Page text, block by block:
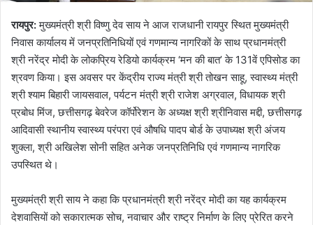
रायपुर:मुख्यमंत्री श्री विष्णु देव साय ने आज राजधानी रायपुर स्थित मुख्यमंत्री
निवास कार्यालय में जनप्रतिनिधियों एवं गणमान्य नागरिकों के साथ प्रधानमंत्री
श्री नरेंद्र मोदी के लोकप्रिय रेडियो कार्यक्रम ‘मन की बात’ के 131वें एपिसोड का
श्रवण किया। इस अवसर पर केंद्रीय राज्य मंत्री श्री तोखन साहू, स्वास्थ्य मंत्री
श्री श्याम बिहारी जायसवाल, पर्यटन मंत्री श्री राजेश अग्रवाल, विधायक श्री
प्रबोध मिंज, छत्तीसगढ़ बेवरेज कॉर्पोरेशन के अध्यक्ष श्री श्रीनिवास मद्दी, छत्तीसगढ़
आदिवासी स्थानीय स्वास्थ्य परंपरा एवं औषधि पादप बोर्ड के उपाध्यक्ष श्री अंजय
शुक्ला, श्री अखिलेश सोनी सहित अनेक जनप्रतिनिधि एवं गणमान्य नागरिक
उपस्थित थे।
मुख्यमंत्री श्री साय ने कहा कि प्रधानमंत्री श्री नरेंद्र मोदी का यह कार्यक्रम
देशवासियों को सकारात्मक सोच, नवाचार और राष्ट्र निर्माण के लिए प्रेरित करने